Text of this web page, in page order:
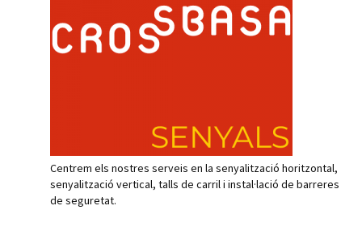
Centrem els nostres serveis en la senyalització horitzontal,
senyalització vertical, talls de carril i instal·lació de barreres
de seguretat.